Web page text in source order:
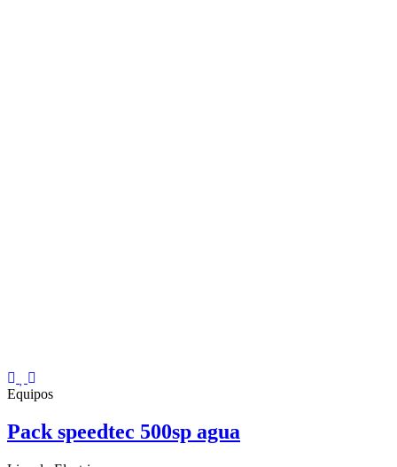
Equipos
Pack speedtec 500sp agua